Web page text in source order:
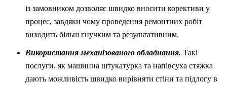
із замовником дозволяє швидко вносити корективи у
процес, завдяки чому проведення ремонтних робіт
виходить більш гнучким та результативним.
Використання механізованого обладнання. Такі
послуги, як машинна штукатурка та напівсуха стяжка
дають можливість швидко вирівняти стіни та підлогу в